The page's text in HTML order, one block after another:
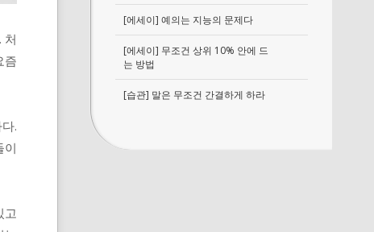
[에세이] 예의는 지능의 문제다
[에세이] 무조건 상위 10% 안에 드
는 방법
[습관] 말은 무조건 간결하게 하라
처
즘
.
이
고